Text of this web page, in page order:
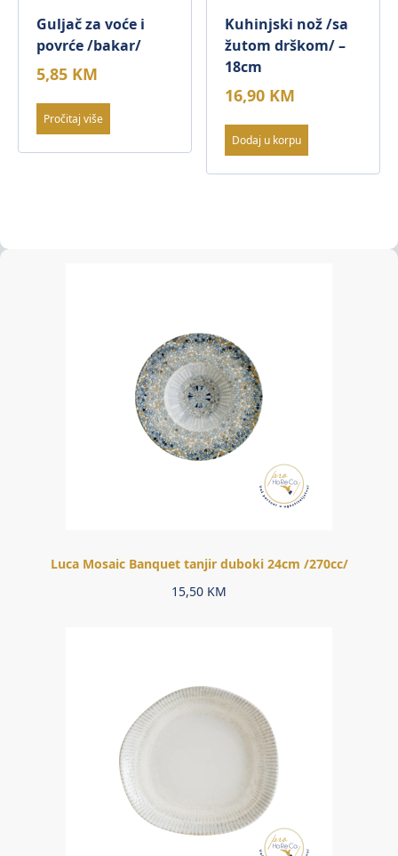
Guljač za voće i
povrće /bakar/
5,85 KM
Pročitaj više
Kuhinjski nož /sa
žutom drškom/ –
18cm
16,90 KM
Dodaj u korpu
Luca Mosaic Banquet tanjir duboki 24cm /270cc/
15,50 KM